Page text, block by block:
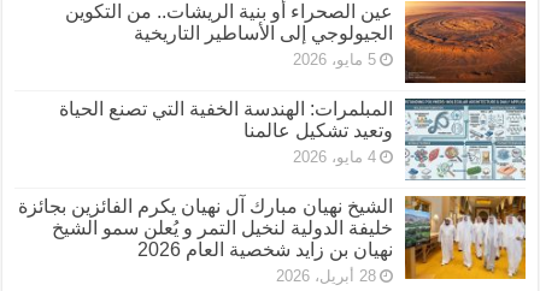
عين الصحراء أو بنية الريشات.. من التكوين
الجيولوجي إلى الأساطير التاريخية
5 مايو، 2026
المبلمرات: الهندسة الخفية التي تصنع الحياة
وتعيد تشكيل عالمنا
4 مايو، 2026
الشيخ نهيان مبارك آل نهيان يكرم الفائزين بجائزة
خليفة الدولية لنخيل التمر و يُعلن سمو الشيخ
نهيان بن زايد شخصية العام 2026
28 أبريل، 2026